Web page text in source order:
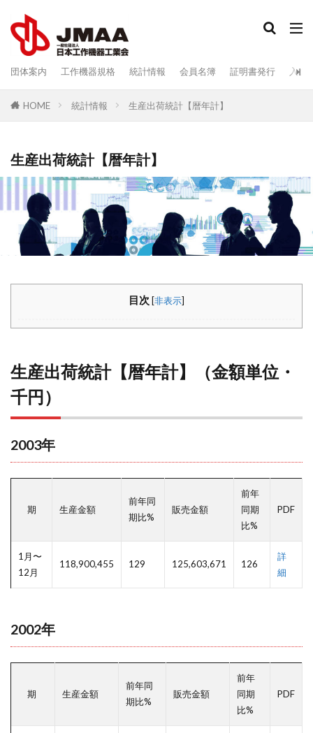
団体案内 工作機器規格 統計情報 会員名簿 証明書発行 入会
HOME 統計情報 生産出荷統計【暦年計】
生産出荷統計【暦年計】
目次 [非表示]
生産出荷統計【暦年計】（金額単位・
千円）
2003年
期 生産金額
前年同
期比%
販売金額
前年
同期
比%
PDF
1月〜
12月
118,900,455 129 125,603,671 126
詳
細
2002年
期 生産金額
前年同
期比%
販売金額
前年
同期
比%
PDF